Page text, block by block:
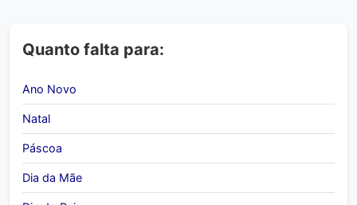
Quanto falta para:
Ano Novo
Natal
Páscoa
Dia da Mãe